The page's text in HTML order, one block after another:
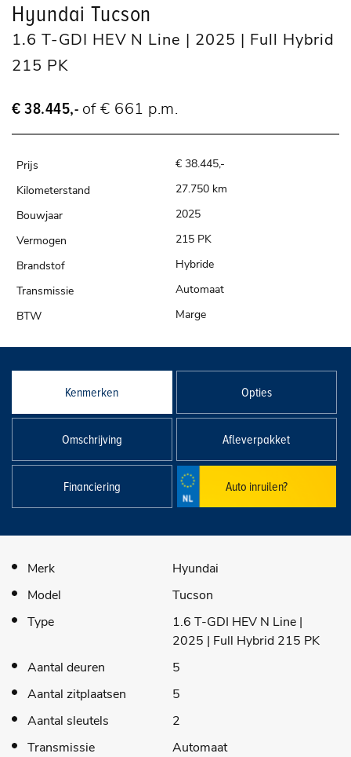
Hyundai Tucson
1.6 T-GDI HEV N Line | 2025 | Full Hybrid
215 PK
€ 38.445,- of € 661 p.m.
€ 38.445,-
27.750 km
2025
215 PK
Hybride
Automaat
Marge
Kenmerken Opties
Omschrijving Afleverpakket
Financiering Auto inruilen?
Merk
Hyundai
Model
Tucson
Type
1.6 T-GDI HEV N Line |
2025 | Full Hybrid 215 PK
Aantal deuren
5
Aantal zitplaatsen
5
Aantal sleutels
2
Transmissie
Automaat